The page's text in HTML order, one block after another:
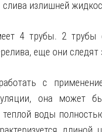
излишней
4 трубы. 2 трубы
еще они следят
с
она может
воды